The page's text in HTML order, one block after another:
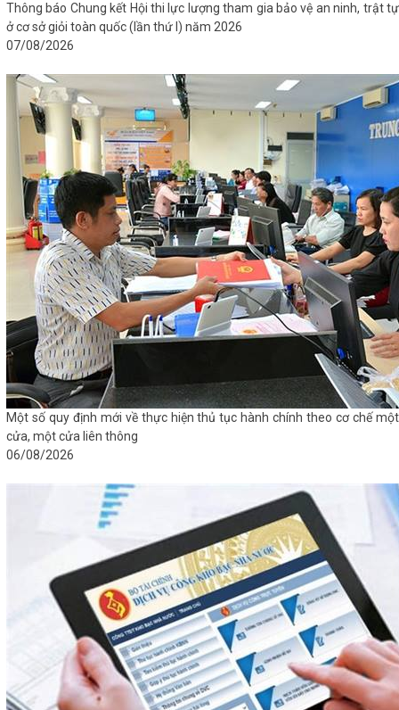
Thông báo Chung kết Hội thi lực lượng tham gia bảo vệ an ninh, trật tự
ở cơ sở giỏi toàn quốc (lần thứ I) năm 2026
07/08/2026
Một số quy định mới về thực hiện thủ tục hành chính theo cơ chế một
cửa, một cửa liên thông
06/08/2026